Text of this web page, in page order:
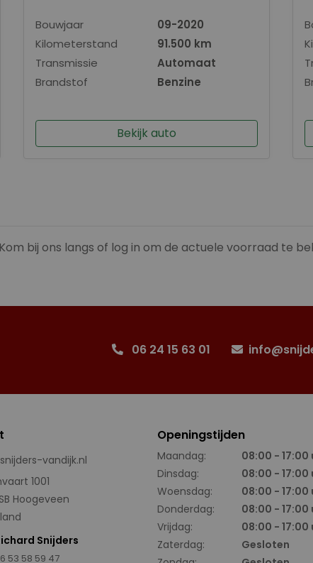
Bouwjaar
09-2020
Kilometerstand
91.500 km
Transmissie
Automaat
Brandstof
Benzine
Bekijk auto
bij ons langs of log in om de actuele voorraad te
06 24 15 63 01
vandijk.nl
1001
Hoogeveen
Snijders
53 58 59 47
Openingstijden
Maandag:
08:00 - 17:00
Dinsdag:
08:00 - 17:00
Woensdag:
08:00 - 17:00
Donderdag:
08:00 - 17:00
Vrijdag:
08:00 - 17:00
Zaterdag:
Gesloten